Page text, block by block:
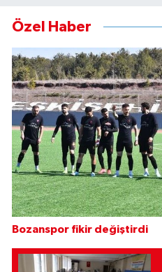
Özel Haber
Bozanspor fikir değiştirdi